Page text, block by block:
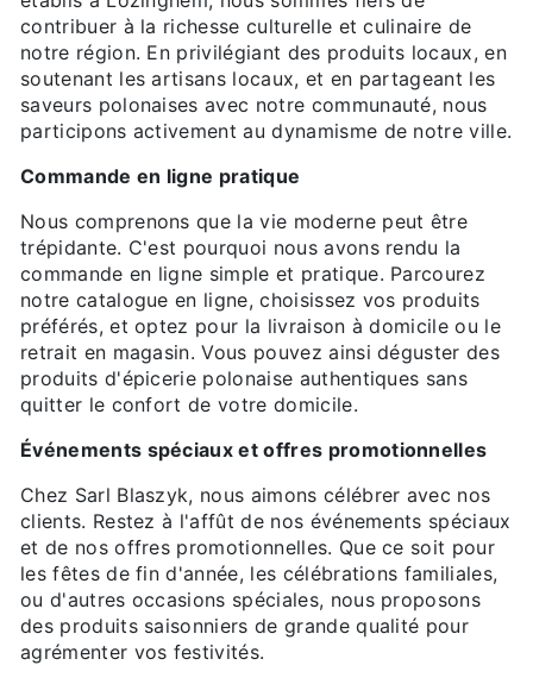
contribuer à la richesse culturelle et culinaire de
notre région. En privilégiant des produits locaux, en
soutenant les artisans locaux, et en partageant les
saveurs polonaises avec notre communauté, nous
participons activement au dynamisme de notre ville.
Commande en ligne pratique
Nous comprenons que la vie moderne peut être
trépidante. C'est pourquoi nous avons rendu la
commande en ligne simple et pratique. Parcourez
notre catalogue en ligne, choisissez vos produits
préférés, et optez pour la livraison à domicile ou le
retrait en magasin. Vous pouvez ainsi déguster des
produits d'épicerie polonaise authentiques sans
quitter le confort de votre domicile.
Événements spéciaux et offres promotionnelles
Chez Sarl Blaszyk, nous aimons célébrer avec nos
clients. Restez à l'affût de nos événements spéciaux
et de nos offres promotionnelles. Que ce soit pour
les fêtes de fin d'année, les célébrations familiales,
ou d'autres occasions spéciales, nous proposons
des produits saisonniers de grande qualité pour
agrémenter vos festivités.